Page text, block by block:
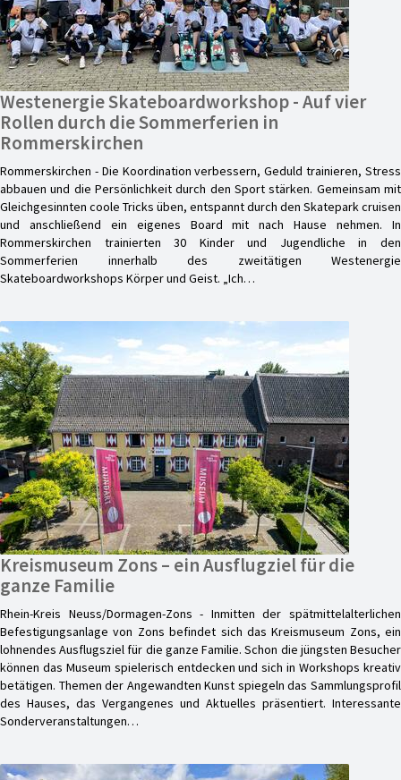
Westenergie Skateboardworkshop - Auf vier
Rollen durch die Sommerferien in
Rommerskirchen
Rommerskirchen - Die Koordination verbessern, Geduld trainieren, Stress
abbauen und die Persönlichkeit durch den Sport stärken. Gemeinsam mit
Gleichgesinnten coole Tricks üben, entspannt durch den Skatepark cruisen
und anschließend ein eigenes Board mit nach Hause nehmen. In
Rommerskirchen trainierten 30 Kinder und Jugendliche in den
Sommerferien innerhalb des zweitätigen Westenergie
Skateboardworkshops Körper und Geist. „Ich…
Kreismuseum Zons – ein Ausflugziel für die
ganze Familie
Rhein-Kreis Neuss/Dormagen-Zons - Inmitten der spätmittelalterlichen
Befestigungsanlage von Zons befindet sich das Kreismuseum Zons, ein
lohnendes Ausflugsziel für die ganze Familie. Schon die jüngsten Besucher
können das Museum spielerisch entdecken und sich in Workshops kreativ
betätigen. Themen der Angewandten Kunst spiegeln das Sammlungsprofil
des Hauses, das Vergangenes und Aktuelles präsentiert. Interessante
Sonderveranstaltungen…